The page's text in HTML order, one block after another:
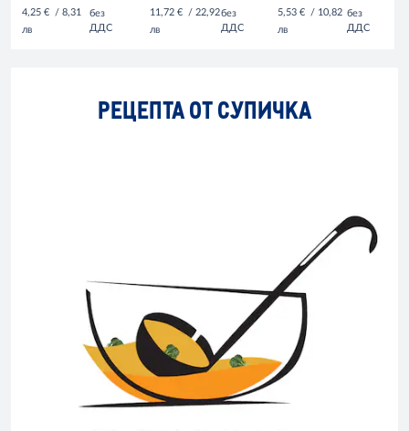
4,25 € / 8,31
лв
без
ДДС
11,72 € / 22,92
лв
без
ДДС
5,53 € / 10,82
лв
без
ДДС
РЕЦЕПТА ОТ СУПИЧКА